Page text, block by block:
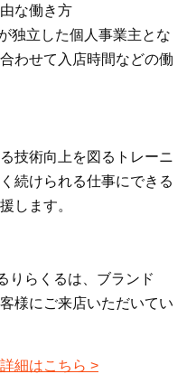
な働き方
独立した個人事業主とな
わせて入店時間などの働
技術向上を図るトレーニ
続けられる仕事にできる
します。
りらくるは、ブランド
様にご来店いただいてい
細はこちら >